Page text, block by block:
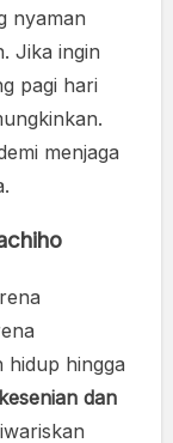
nyaman
Jika ingin
pagi hari
menjaga
hidup hingga
kesenian dan